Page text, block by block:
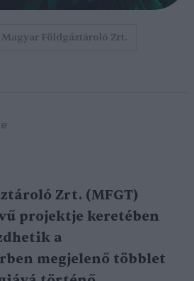
Magyar Földgáztároló Zrt.
Zrt. (MFGT)
projektje keretében
a
megjelenő többlet